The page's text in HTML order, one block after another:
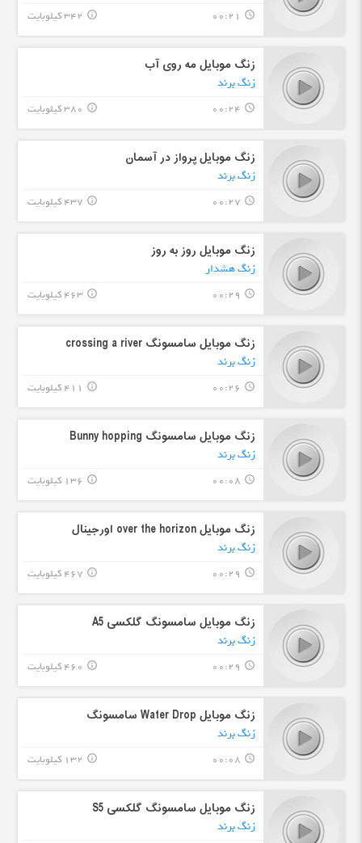
query_builder
00:21 342 کیلوبایت info_outline
زنگ موبایل مه روی آب
زنگ برند
query_builder
00:24 380 کیلوبایت info_outline
زنگ موبایل پرواز در آسمان
زنگ برند
query_builder
00:27 437 کیلوبایت info_outline
زنگ موبایل روز به روز
زنگ هشدار
query_builder
00:29 463 کیلوبایت info_outline
زنگ موبایل سامسونگ crossing a river
زنگ برند
query_builder
00:26 411 کیلوبایت info_outline
زنگ موبایل سامسونگ Bunny hopping
زنگ برند
query_builder
00:08 136 کیلوبایت info_outline
زنگ موبایل over the horizon اورجینال
زنگ برند
query_builder
00:29 467 کیلوبایت info_outline
زنگ موبایل سامسونگ گلکسی A5
زنگ برند
query_builder
00:29 460 کیلوبایت info_outline
زنگ موبایل Water Drop سامسونگ
زنگ برند
query_builder
00:08 132 کیلوبایت info_outline
زنگ موبایل سامسونگ گلکسی S5
زنگ برند